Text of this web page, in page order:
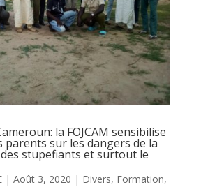
la FOJCAM sensibilise
parents sur les dangers de la
stupefiants et surtout le
| Août 3, 2020 | Divers, Formation,